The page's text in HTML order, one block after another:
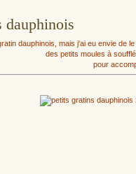
dauphinois
dauphinois, mais j'ai eu envie de
des petits moules à
pour